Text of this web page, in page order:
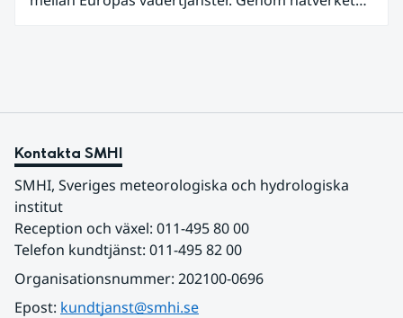
Kontakta SMHI
SMHI, Sveriges meteorologiska och hydrologiska
institut
Reception och växel: 011-495 80 00
Telefon kundtjänst: 011-495 82 00
Organisationsnummer: 202100-0696
Epost: kundtjanst@smhi.se